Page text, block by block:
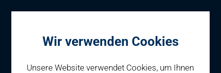
Wir verwenden Cookies
Unsere Website verwendet Cookies, um Ihnen